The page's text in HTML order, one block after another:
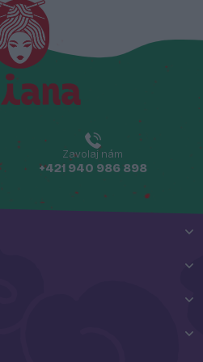
Zavolaj nám
+421 940 986 898